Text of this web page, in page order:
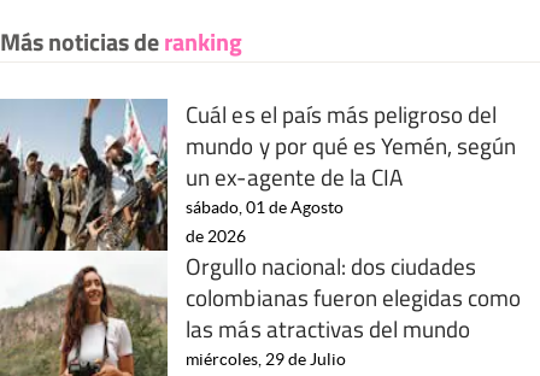
Más noticias deranking
Cuál es el país más peligroso del
mundo y por qué es Yemén, según
un ex-agente de la CIA
sábado, 01 de Agosto
de 2026
Orgullo nacional: dos ciudades
colombianas fueron elegidas como
las más atractivas del mundo
miércoles, 29 de Julio